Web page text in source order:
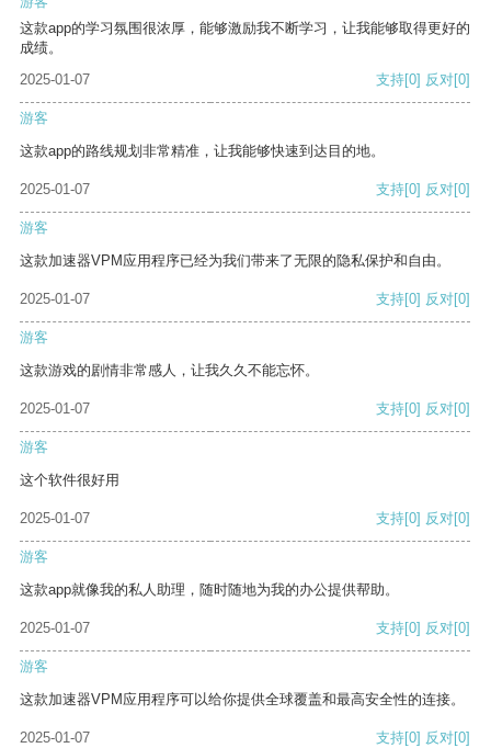
这款app的学习氛围很浓厚，能够激励我不断学习，让我能够取得更好的
成绩。
2025-01-07
支持[0] 反对[0]
游客
这款app的路线规划非常精准，让我能够快速到达目的地。
2025-01-07 支持[0] 反对[0]
游客
这款加速器VPM应用程序已经为我们带来了无限的隐私保护和自由。
2025-01-07 支持[0] 反对[0]
游客
这款游戏的剧情非常感人，让我久久不能忘怀。
2025-01-07 支持[0] 反对[0]
游客
这个软件很好用
2025-01-07 支持[0] 反对[0]
游客
这款app就像我的私人助理，随时随地为我的办公提供帮助。
2025-01-07 支持[0] 反对[0]
游客
这款加速器VPM应用程序可以给你提供全球覆盖和最高安全性的连接。
2025-01-07 支持[0] 反对[0]